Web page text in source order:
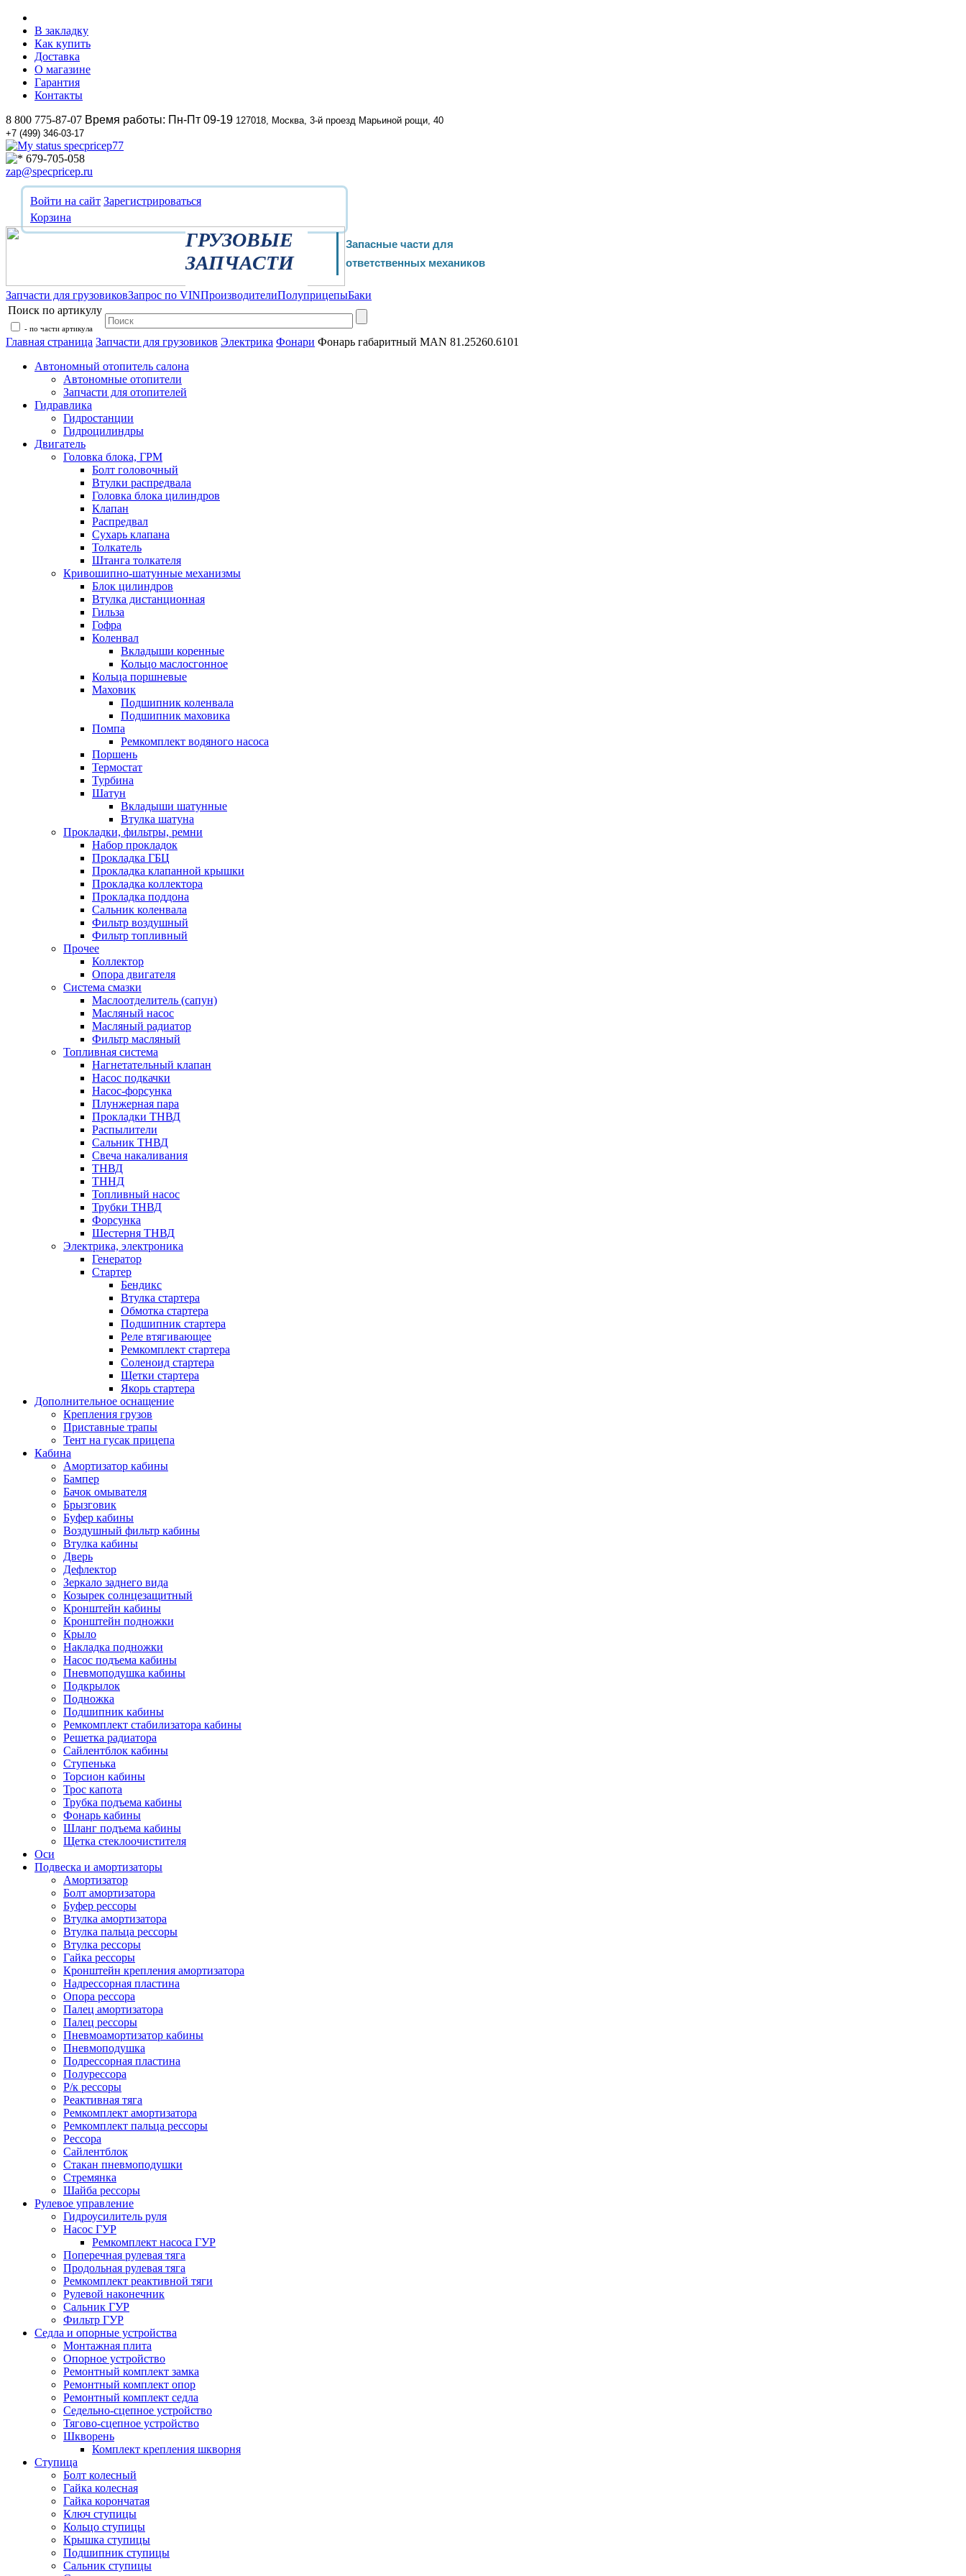
В закладку
Как купить
Доставка
О магазине
Гарантия
Контакты
8 800 775-87-07 Время работы: Пн-Пт 09-19 127018, Москва, 3-й проезд Марьиной рощи, 40
+7 (499) 346-03-17
specpricep77
679-705-058
zap@specpricep.ru
Войти на сайт Зарегистрироваться
Корзина
ГРУЗОВЫЕ
ЗАПЧАСТИ
Запасные части для
ответственных механиков
Запчасти для грузовиковЗапрос по VINПроизводителиПолуприцепыБаки
Поиск по артикулу
- по части артикула
Главная страница Запчасти для грузовиков Электрика Фонари Фонарь габаритный MAN 81.25260.6101
Автономный отопитель салона
Автономные отопители
Запчасти для отопителей
Гидравлика
Гидростанции
Гидроцилиндры
Двигатель
Головка блока, ГРМ
Болт головочный
Втулки распредвала
Головка блока цилиндров
Клапан
Распредвал
Сухарь клапана
Толкатель
Штанга толкателя
Кривошипно-шатунные механизмы
Блок цилиндров
Втулка дистанционная
Гильза
Гофра
Коленвал
Вкладыши коренные
Кольцо маслосгонное
Кольца поршневые
Маховик
Подшипник коленвала
Подшипник маховика
Помпа
Ремкомплект водяного насоса
Поршень
Термостат
Турбина
Шатун
Вкладыши шатунные
Втулка шатуна
Прокладки, фильтры, ремни
Набор прокладок
Прокладка ГБЦ
Прокладка клапанной крышки
Прокладка коллектора
Прокладка поддона
Сальник коленвала
Фильтр воздушный
Фильтр топливный
Прочее
Коллектор
Опора двигателя
Система смазки
Маслоотделитель (сапун)
Масляный насос
Масляный радиатор
Фильтр масляный
Топливная система
Нагнетательный клапан
Насос подкачки
Насос-форсунка
Плунжерная пара
Прокладки ТНВД
Распылители
Сальник ТНВД
Свеча накаливания
ТНВД
ТННД
Топливный насос
Трубки ТНВД
Форсунка
Шестерня ТНВД
Электрика, электроника
Генератор
Стартер
Бендикс
Втулка стартера
Обмотка стартера
Подшипник стартера
Реле втягивающее
Ремкомплект стартера
Соленоид стартера
Щетки стартера
Якорь стартера
Дополнительное оснащение
Крепления грузов
Приставные трапы
Тент на гусак прицепа
Кабина
Амортизатор кабины
Бампер
Бачок омывателя
Брызговик
Буфер кабины
Воздушный фильтр кабины
Втулка кабины
Дверь
Дефлектор
Зеркало заднего вида
Козырек солнцезащитный
Кронштейн кабины
Кронштейн подножки
Крыло
Накладка подножки
Насос подъема кабины
Пневмоподушка кабины
Подкрылок
Подножка
Подшипник кабины
Ремкомплект стабилизатора кабины
Решетка радиатора
Сайлентблок кабины
Ступенька
Торсион кабины
Трос капота
Трубка подъема кабины
Фонарь кабины
Шланг подъема кабины
Щетка стеклоочистителя
Оси
Подвеска и амортизаторы
Амортизатор
Болт амортизатора
Буфер рессоры
Втулка амортизатора
Втулка пальца рессоры
Втулка рессоры
Гайка рессоры
Кронштейн крепления амортизатора
Надрессорная пластина
Опора рессора
Палец амортизатора
Палец рессоры
Пневмоамортизатор кабины
Пневмоподушка
Подрессорная пластина
Полурессора
Р/к рессоры
Реактивная тяга
Ремкомплект амортизатора
Ремкомплект пальца рессоры
Рессора
Сайлентблок
Стакан пневмоподушки
Стремянка
Шайба рессоры
Рулевое управление
Гидроусилитель руля
Насос ГУР
Ремкомплект насоса ГУР
Поперечная рулевая тяга
Продольная рулевая тяга
Ремкомплект реактивной тяги
Рулевой наконечник
Сальник ГУР
Фильтр ГУР
Седла и опорные устройства
Монтажная плита
Опорное устройство
Ремонтный комплект замка
Ремонтный комплект опор
Ремонтный комплект седла
Седельно-сцепное устройство
Тягово-сцепное устройство
Шкворень
Комплект крепления шкворня
Ступица
Болт колесный
Гайка колесная
Гайка корончатая
Ключ ступицы
Кольцо ступицы
Крышка ступицы
Подшипник ступицы
Сальник ступицы